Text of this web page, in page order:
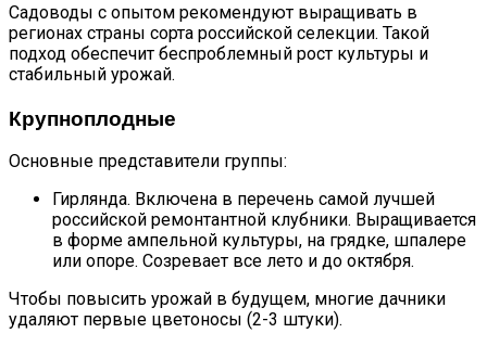
Садоводы с опытом рекомендуют выращивать в
регионах страны сорта российской селекции. Такой
подход обеспечит беспроблемный рост культуры и
стабильный урожай.
Крупноплодные
Основные представители группы:
Гирлянда. Включена в перечень самой лучшей
российской ремонтантной клубники. Выращивается
в форме ампельной культуры, на грядке, шпалере
или опоре. Созревает все лето и до октября.
Чтобы повысить урожай в будущем, многие дачники
удаляют первые цветоносы (2-3 штуки).